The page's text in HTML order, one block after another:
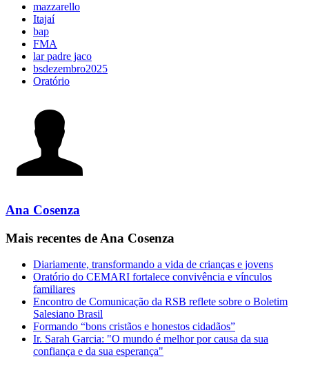
mazzarello
Itajaí
bap
FMA
lar padre jaco
bsdezembro2025
Oratório
Ana Cosenza
Mais recentes de Ana Cosenza
Diariamente, transformando a vida de crianças e jovens
Oratório do CEMARI fortalece convivência e vínculos
familiares
Encontro de Comunicação da RSB reflete sobre o Boletim
Salesiano Brasil
Formando “bons cristãos e honestos cidadãos”
Ir. Sarah Garcia: "O mundo é melhor por causa da sua
confiança e da sua esperança"